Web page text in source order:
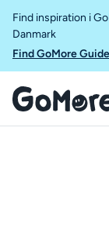
Find inspiration i
Danmark
Find GoMore